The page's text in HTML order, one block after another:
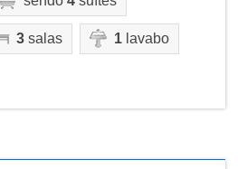
3salas 1lavabo